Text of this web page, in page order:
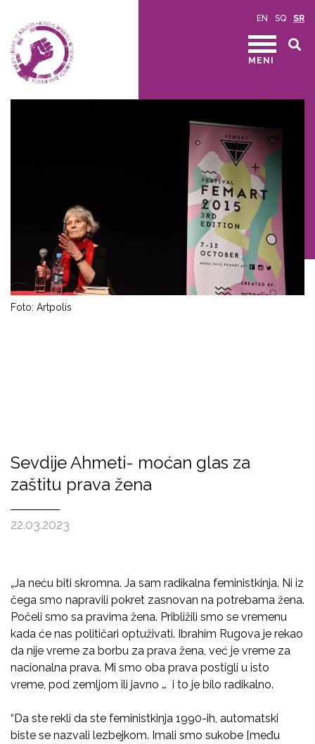
EN SQ SR
MENI
Foto: Artpolis
Sevdije Ahmeti- moćan glas za
zaštitu prava žena
22.03.2023
„Ja neću biti skromna. Ja sam radikalna feministkinja. Ni iz
čega smo napravili pokret zasnovan na potrebama žena.
Počeli smo sa pravima žena. Približili smo se vremenu
kada će nas političari optuživati. Ibrahim Rugova je rekao
da nije vreme za borbu za prava žena, već je vreme za
nacionalna prava. Mi smo oba prava postigli u isto
vreme, pod zemljom ili javno … i to je bilo radikalno.
“Da ste rekli da ste feministkinja 1990-ih, automatski
biste se nazvali lezbejkom. Imali smo sukobe [među